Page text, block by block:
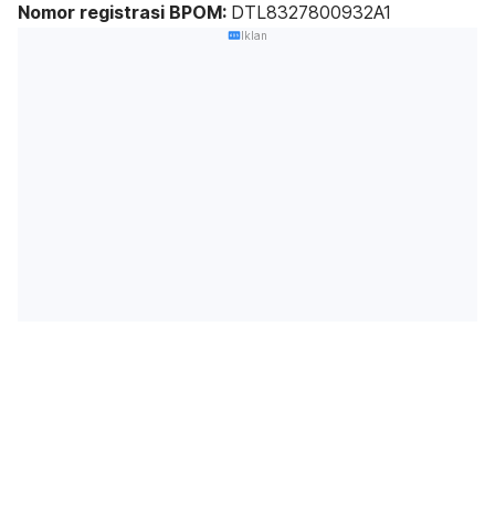
Nomor registrasi BPOM: DTL8327800932A1
Iklan